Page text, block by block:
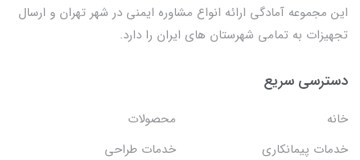
این مجموعه آمادگی ارائه انواع مشاوره ایمنی در شهر تهران و ارسال
تجهیزات به تمامی شهرستان های ایران را دارد.
دسترسی سریع
خانه
محصولات
خدمات پیمانکاری
خدمات طراحی